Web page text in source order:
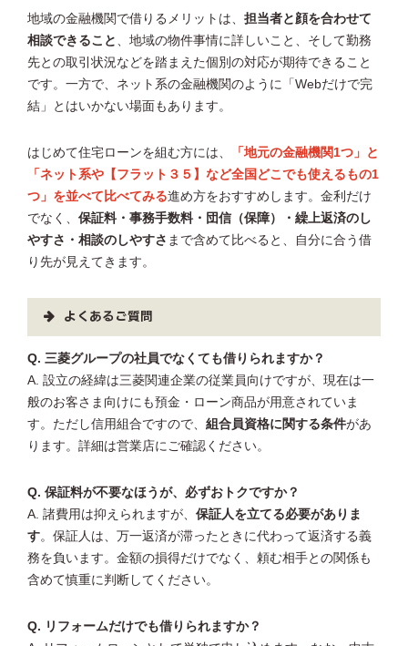
地域の金融機関で借りるメリットは、 担当者と顔を合わせて
相談できること
、地域の物件事情に詳しいこと、そして勤務
先との取引状況などを踏まえた個別の対応が期待できること
です。一方で、ネット系の金融機関のように「Webだけで完
結」とはいかない場面もあります。
はじめて住宅ローンを組む方には、
「地元の金融機関1つ」と
「ネット系や【フラット３５】など全国どこでも使えるもの1
つ」を並べて比べてみる進め方をおすすめします。金利だけ
でなく、 保証料・事務手数料・団信（保障）・繰上返済のし
やすさ・相談のしやすさ まで含めて比べると、自分に合う借
り先が見えてきます。
よくあるご質問
Q. 三菱グループの社員でなくても借りられますか？
A. 設立の経緯は三菱関連企業の従業員向けですが、現在は一
般のお客さま向けにも預金・ローン商品が用意されていま
す。ただし信用組合ですので、 組合員資格に関する条件があ
ります。詳細は営業店にご確認ください。
Q. 保証料が不要なほうが、必ずおトクですか？
A. 諸費用は抑えられますが、 保証人を立てる必要がありま
す。保証人は、万一返済が滞ったときに代わって返済する義
務を負います。金額の損得だけでなく、頼む相手との関係も
含めて慎重に判断してください。
Q. リフォームだけでも借りられますか？